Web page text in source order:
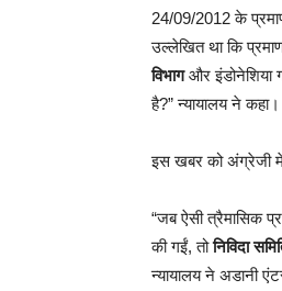
24/09/2012 के
उल्लेखित था कि
विभागऔर इंडोनेशिया
है?” न्यायालय ने कहा।
इस खबर को अंग्रेजी
“जब ऐसी त्रैमासिक
की गईं, तोनिविदा
न्यायालय ने अडानी